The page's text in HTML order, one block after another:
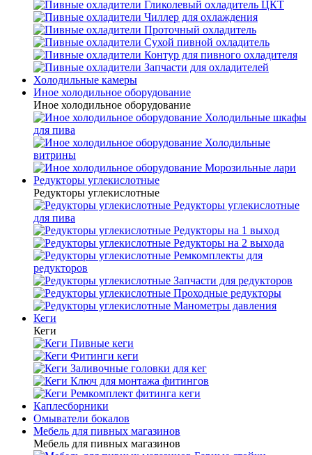
Гликолевый охладитель ЦКТ
Чиллер для охлаждения
Проточный охладитель
Сухой пивной охладитель
Контур для пивного охладителя
Запчасти для охладителей
Холодильные камеры
Иное холодильное оборудование
Иное холодильное оборудование
Холодильные шкафы
для пива
Холодильные
витрины
Морозильные лари
Редукторы углекислотные
Редукторы углекислотные
Редукторы углекислотные
для пива
Редукторы на 1 выход
Редукторы на 2 выхода
Ремкомплекты для
редукторов
Запчасти для редукторов
Проходные редукторы
Манометры давления
Кеги
Кеги
Пивные кеги
Фитинги кеги
Заливочные головки для кег
Ключ для монтажа фитингов
Ремкомплект фитинга кеги
Каплесборники
Омыватели бокалов
Мебель для пивных магазинов
Мебель для пивных магазинов